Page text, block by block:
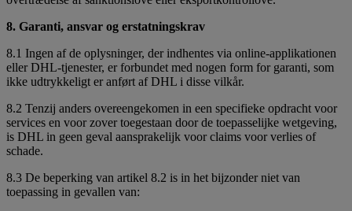
8. Garanti, ansvar og erstatningskrav
8.1 Ingen af de oplysninger, der indhentes via online-applikationen
eller DHL-tjenester, er forbundet med nogen form for garanti, som
ikke udtrykkeligt er anført af DHL i disse vilkår.
8.2 Tenzij anders overeengekomen in een specifieke opdracht voor
services en voor zover toegestaan door de toepasselijke wetgeving,
is DHL in geen geval aansprakelijk voor claims voor verlies of
schade.
8.3 De beperking van artikel 8.2 is in het bijzonder niet van
toepassing in gevallen van: